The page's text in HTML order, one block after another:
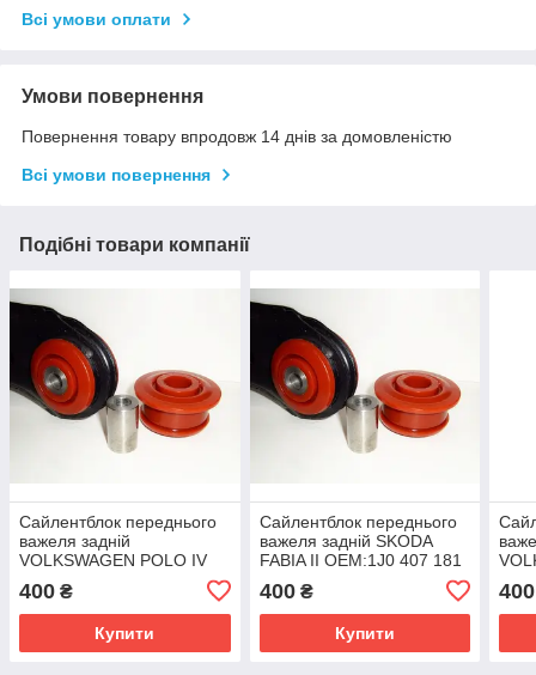
Всі умови оплати
Умови повернення
Повернення товару впродовж 14 днів за домовленістю
Всі умови повернення
Подібні товари компанії
Сайлентблок переднього
важеля задній
VOLKSWAGEN POLO IV
поліуретан
400 ₴
Купити
Сайлентблок переднього
важеля задній SKODA
FABIA II OEM:1J0 407 181
400₴
Купити
400